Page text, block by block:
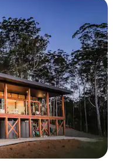
appréciés